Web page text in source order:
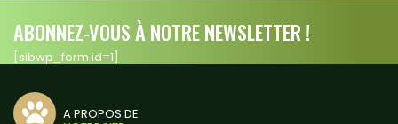
ABONNEZ-VOUS À NOTRE NEWSLETTER !
[sibwp_form id=1]
A PROPOS DE